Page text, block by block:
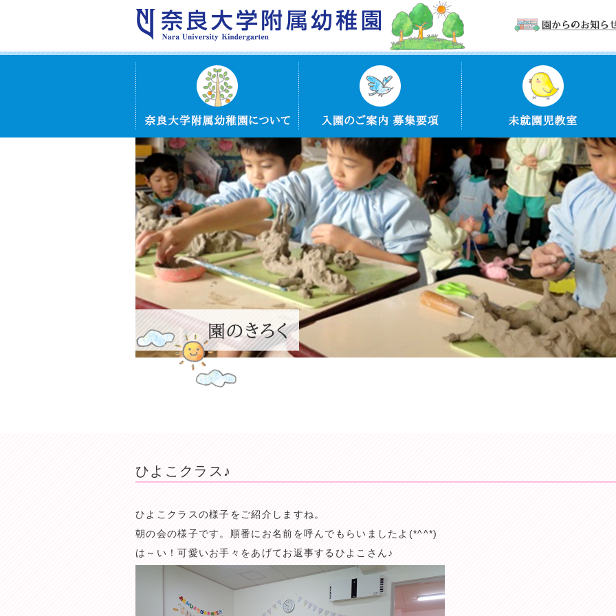
ひよこクラス♪
ひよこクラスの様子をご紹介しますね。
朝の会の様子です。順番にお名前を呼んでもらいましたよ(*^^*)
は～い！可愛いお手々をあげてお返事するひよこさん♪